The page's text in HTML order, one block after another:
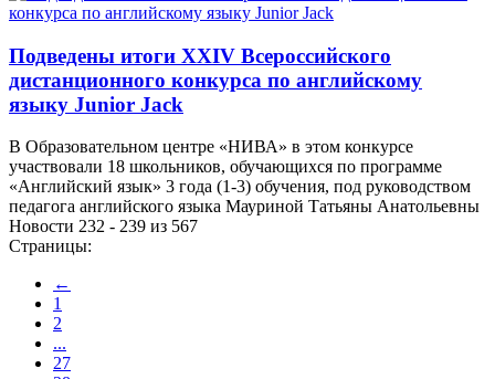
Подведены итоги XXIV Всероссийского
дистанционного конкурса по английскому
языку Junior Jack
В Образовательном центре «НИВА» в этом конкурсе
участвовали 18 школьников, обучающихся по программе
«Английский язык» 3 года (1-3) обучения, под руководством
педагога английского языка Мауриной Татьяны Анатольевны
Новости 232 - 239 из 567
Страницы:
←
1
2
...
27